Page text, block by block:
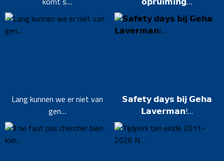
Lang kunnen we er niet van
gen…
𝗦𝗮𝗳𝗲𝘁𝘆 𝗱𝗮𝘆𝘀 𝗯𝗶𝗷 𝗚𝗲𝗵𝗮
𝗟𝗮𝘃𝗲𝗿𝗺𝗮𝗻!…